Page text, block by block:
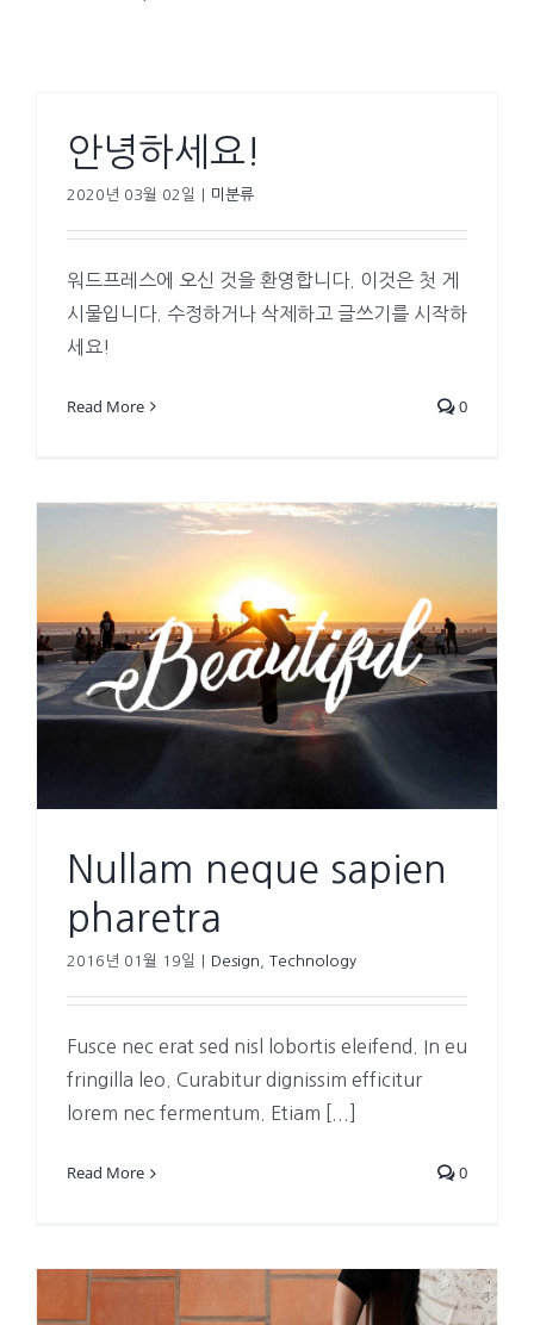
안녕하세요!
2020년 03월 02일 미분류
워드프레스에 오신 것을 환영합니다. 이것은 첫 게
시물입니다. 수정하거나 삭제하고 글쓰기를 시작하
세요!
Read More 0
Nullam neque sapien
pharetra
2016년 01월 19일 Design Technology
Fusce nec erat sed nisl lobortis eleifend. In eu
fringilla leo. Curabitur dignissim efficitur
lorem nec fermentum. Etiam [...]
Read More 0